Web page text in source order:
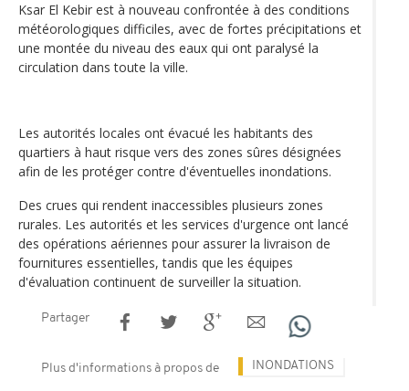
Ksar El Kebir est à nouveau confrontée à des conditions
météorologiques difficiles, avec de fortes précipitations et
une montée du niveau des eaux qui ont paralysé la
circulation dans toute la ville.
Les autorités locales ont évacué les habitants des
quartiers à haut risque vers des zones sûres désignées
afin de les protéger contre d'éventuelles inondations.
Des crues qui rendent inaccessibles plusieurs zones
rurales. Les autorités et les services d'urgence ont lancé
des opérations aériennes pour assurer la livraison de
fournitures essentielles, tandis que les équipes
d'évaluation continuent de surveiller la situation.
Partager
Plus d'informations à propos de INONDATIONS